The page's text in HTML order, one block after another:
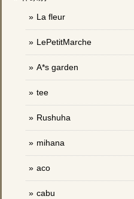
La fleur
LePetitMarche
A*s garden
tee
Rushuha
mihana
aco
cabu